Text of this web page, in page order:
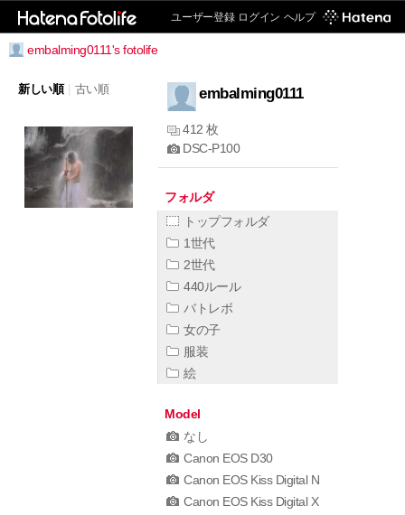
ユーザー登録 ログイン ヘルプ
embalming0111's fotolife
新しい順 古い順 embalming0111
412 枚
DSC-P100
フォルダ
トップフォルダ
1世代
2世代
440ルール
バトレボ
女の子
服装
絵
Model
なし
Canon EOS D30
Canon EOS Kiss Digital N
Canon EOS Kiss Digital X